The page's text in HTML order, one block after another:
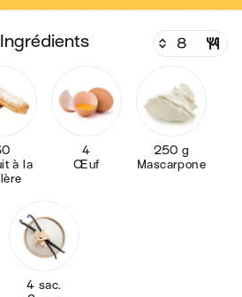
ingrédients
4
Œuf
250 g
Mascarpone
4 sac.